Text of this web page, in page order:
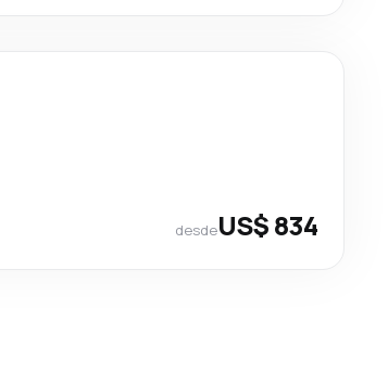
desdeUS$ 834